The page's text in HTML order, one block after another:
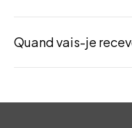
Quand vais-je